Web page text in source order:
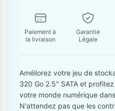
Paiement à
la livraison
Garantie
Légale
Améliorez votre jeu de
320 Go 2.5" SATA et
votre monde numérique
N'attendez pas que les